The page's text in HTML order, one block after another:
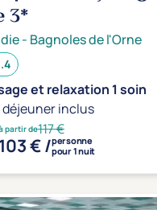
3*
- Bagnoles de l'Orne
et relaxation 1 soin
inclus
partir de117 €
103 € /personne
pour 1 nuit